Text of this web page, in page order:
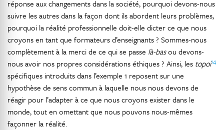
réponse aux changements dans la société, pourquoi devons-nous
suivre les autres dans la façon dont ils abordent leurs problèmes,
pourquoi la réalité professionnelle doit-elle dicter ce que nous
croyons en tant que formateurs d’enseignants ? Sommes-nous
complètement à la merci de ce qui se passe là-basou devons-
nous avoir nos propres considérations éthiques ? Ainsi, les topoi14
spécifiques introduits dans l’exemple 1 reposent sur une
hypothèse de sens commun à laquelle nous nous devons de
réagir pour l’adapter à ce que nous croyons exister dans le
monde, tout en omettant que nous pouvons nous-mêmes
façonner la réalité.